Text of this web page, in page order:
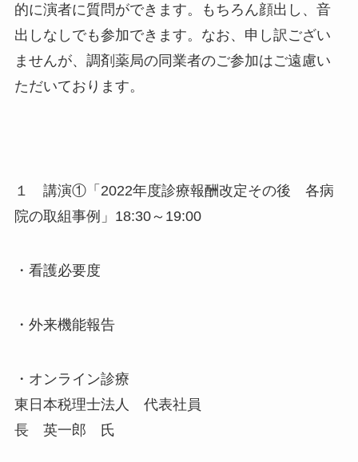
的に演者に質問ができます。もちろん顔出し、音
出しなしでも参加できます。なお、申し訳ござい
ませんが、調剤薬局の同業者のご参加はご遠慮い
ただいております。
１ 講演①「2022年度診療報酬改定その後 各病
院の取組事例」18:30～19:00
・看護必要度
・外来機能報告
・オンライン診療
東日本税理士法人 代表社員
長 英一郎 氏